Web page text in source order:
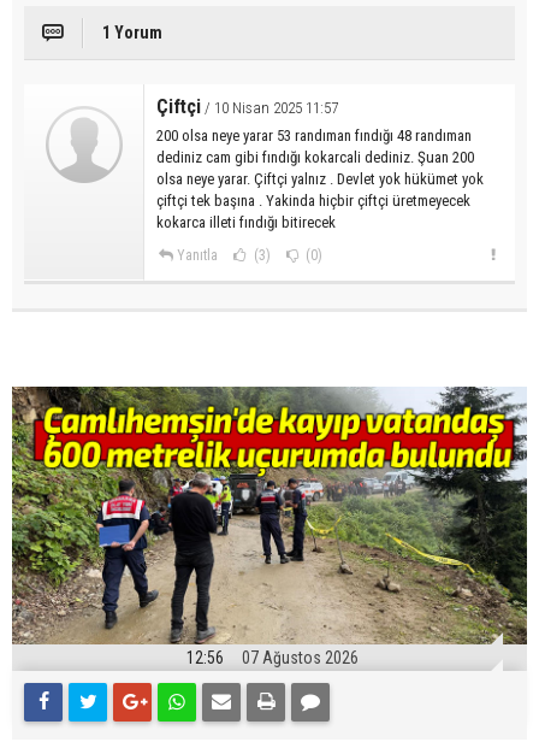
1 Yorum
Çiftçi / 10 Nisan 2025 11:57
200 olsa neye yarar 53 randıman fındığı 48 randıman
dediniz cam gibi fındığı kokarcali dediniz. Şuan 200
olsa neye yarar. Çiftçi yalnız . Devlet yok hükümet yok
çiftçi tek başına . Yakinda hiçbir çiftçi üretmeyecek
kokarca illeti fındığı bitirecek
Yanıtla (3) (0)
12:56 07 Ağustos 2026